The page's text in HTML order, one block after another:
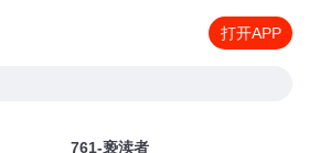
打开APP
761-亵渎者